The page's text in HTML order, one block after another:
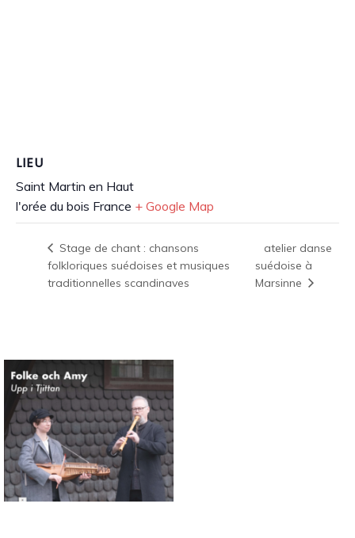
LIEU
Saint Martin en Haut
l'orée du bois France + Google Map
Stage de chant : chansons
folkloriques suédoises et musiques
traditionnelles scandinaves
atelier danse
suédoise à
Marsinne